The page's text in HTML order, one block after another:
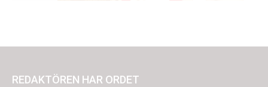
REDAKTÖREN HAR ORDET